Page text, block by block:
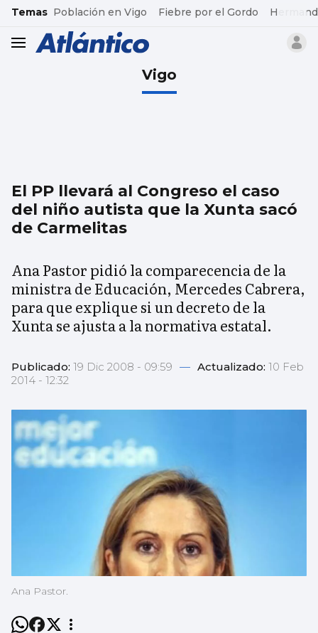
common.go-to-content
Temas Población en Vigo Fiebre por el Gordo
header.menu.open
Vigo
El PP llevará al Congreso el caso
del niño autista que la Xunta sacó
de Carmelitas
Ana Pastor pidió la comparecencia de la
ministra de Educación, Mercedes Cabrera,
para que explique si un decreto de la
Xunta se ajusta a la normativa estatal.
Publicado: 19 Dic 2008 - 09:59 — Actualizado: 10 Feb
2014 - 12:32
Ana Pastor.